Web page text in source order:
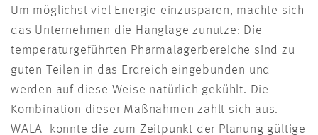
Um möglichst viel Energie einzusparen, machte sich
das Unternehmen die Hanglage zunutze: Die
temperaturgeführten Pharmalagerbereiche sind zu
guten Teilen in das Erdreich eingebunden und
werden auf diese Weise natürlich gekühlt. Die
Kombination dieser Maßnahmen zahlt sich aus.
WALA konnte die zum Zeitpunkt der Planung gültige